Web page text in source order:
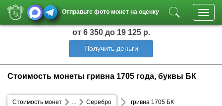
Отправьте фото монет на оценку
от 6 350 до 19 125 р.
Получить деньги
Стоимость монеты гривна 1705 года, буквы БК
Стоимость монет Серебро
... гривна 1705 БК